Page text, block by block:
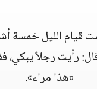
قيام الليل خمسة
رأيت رجلاً
«هذا مراء».